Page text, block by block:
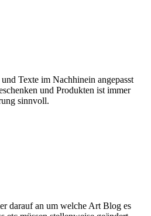
Texte im Nachhinein angepasst
und Produkten ist immer
sinnvoll.
darauf an um welche Art Blog es